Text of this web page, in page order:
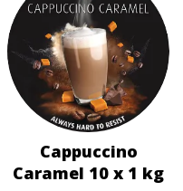
Cappuccino
Caramel 10 x 1 kg